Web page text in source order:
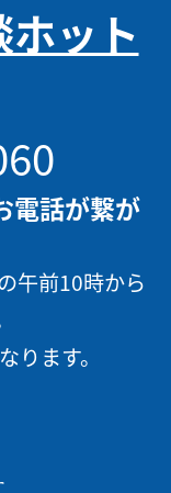
ット
電話が繋が
午前10時から
ります。